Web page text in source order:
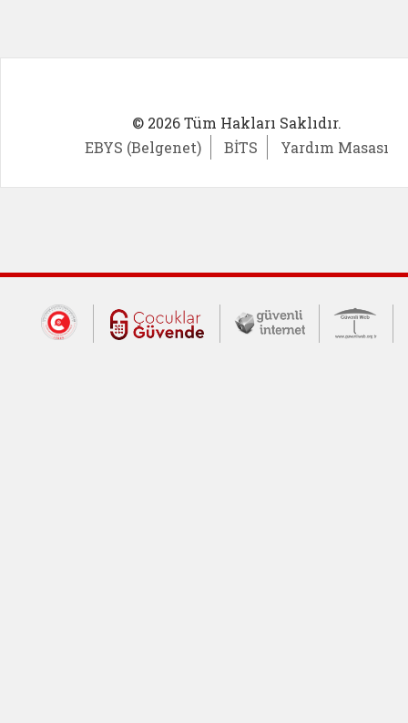
© 2026 Tüm Hakları Saklıdır.
EBYS (Belgenet)
BİTS Yardım Masası
Dış Bağlantılar
Cumhurbaşkanlığı İletişim Merkezi
Çocuklar Güvende (yeni
Güvenli